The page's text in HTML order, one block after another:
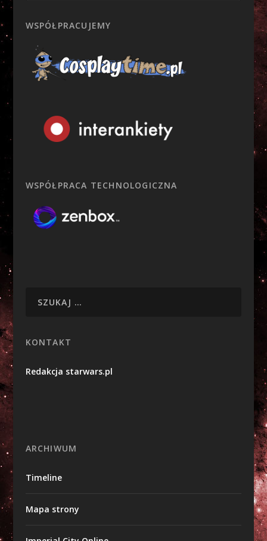
WSPÓŁPRACUJEMY
WSPÓŁPRACA TECHNOLOGICZNA
KONTAKT
Redakcja starwars.pl
ARCHIWUM
Timeline
Mapa strony